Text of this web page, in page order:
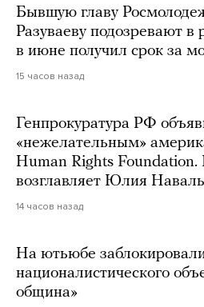
Бывшую главу
Разуваеву подозревают в
в июне получил срок за
15 часов назад
Генпрокуратура РФ
«нежелательным»
Human Rights Foundation.
возглавляет Юлия
14 часов назад
На ютьюбе
националистического
община»